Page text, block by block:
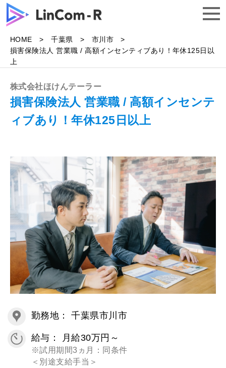
トップ
求人一覧
よくある質問
無料で相談する
HOME 千葉県
市川市
損害保険法人 営業職 / 高額インセンティブあり！年休125日以
上
株式会社ほけんテーラー
損害保険法人 営業職 / 高額インセンテ
ィブあり！年休125日以上
勤務地： 千葉県市川市
給与： 月給30万円～
※試用期間3ヵ月：同条件
＜別途支給手当＞